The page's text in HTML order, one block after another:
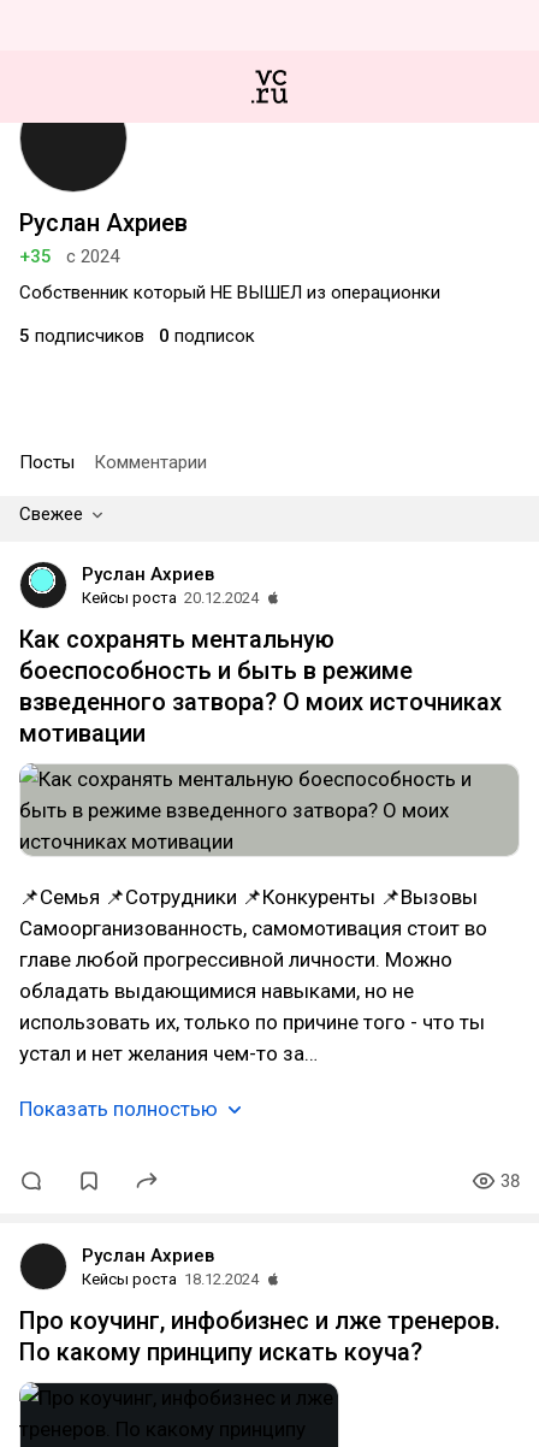
Руслан Ахриев
+35
с 2024
Собственник который НЕ ВЫШЕЛ из операционки
5 подписчиков 0 подписок
Посты Комментарии
Свежее
Руслан Ахриев
Кейсы роста 20.12.2024
Как сохранять ментальную
боеспособность и быть в режиме
взведенного затвора? О моих источниках
мотивации
📌Семья 📌Сотрудники 📌Конкуренты 📌Вызовы
Самоорганизованность, самомотивация стоит во
главе любой прогрессивной личности. Можно
обладать выдающимися навыками, но не
использовать их, только по причине того - что ты
устал и нет желания чем-то за…
Показать полностью
38
Руслан Ахриев
Кейсы роста 18.12.2024
Про коучинг, инфобизнес и лже тренеров.
По какому принципу искать коуча?